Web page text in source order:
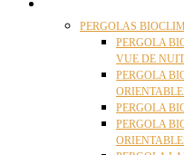
PERGOLAS
PERGOLA
VUE DE NUIT
PERGOLA
PERGOLA
PERGOLA